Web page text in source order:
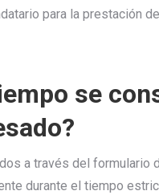
para la prestación
se
a través del formulario
durante el tiempo